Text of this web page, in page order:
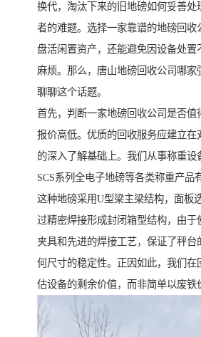
换代，淘汰下来的旧地磅如何妥善处
者的难题。选择一家靠谱的地磅回收
盘活闲置资产，还能避免因设备处置
麻烦。那么，唐山地磅回收公司哪家
聊聊这个话题。
首先，判断一家地磅回收公司是否值
报价高低。优质的回收服务应建立在
的深入了解基础上。我们从事称重设
SCS系列全电子地磅等各类称重产品
这种地磅采用U型梁主梁结构，面板
过精密焊接形成封闭箱型结构，由于
夹具和先进的焊接工艺，保证了秤台
何尺寸的稳定性。正因如此，我们在
估设备的剩余价值，而非简单以废铁